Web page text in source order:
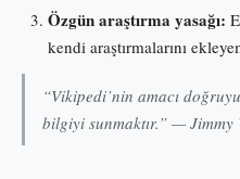
Özgün araştırma yasağı:
kendi araştırmalarını
“Vikipedi’nin amacı
bilgiyi sunmaktır.” — Jimmy